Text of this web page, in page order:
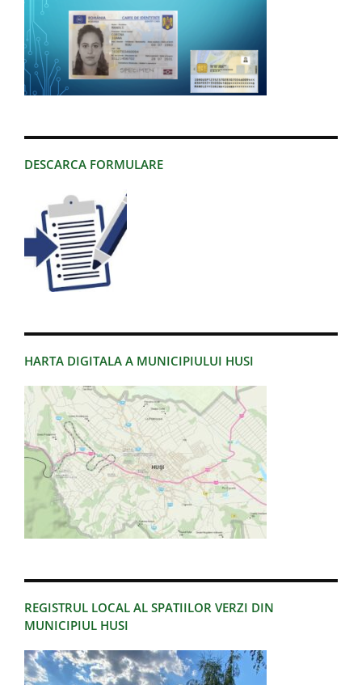
DESCARCA FORMULARE
HARTA DIGITALA A MUNICIPIULUI HUSI
REGISTRUL LOCAL AL SPATIILOR VERZI DIN
MUNICIPIUL HUSI